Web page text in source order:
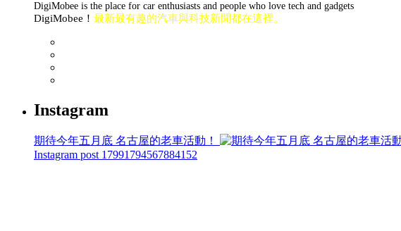
DigiMobee is the place for car enthusiasts and people who love tech and gadgets
DigiMobee！ 最新最有趣的汽車與科技新聞都在這裡。
Instagram
期待今年五月底 名古屋的老車活動！
Instagram post 17991794567884152